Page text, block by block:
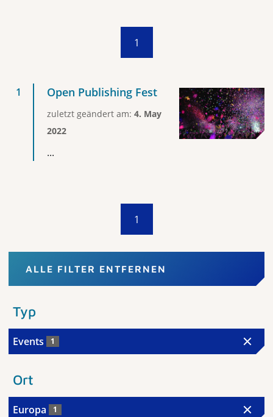
1
Open Publishing Fest
zuletzt geändert am: 4. May
2022
...
1
ALLE FILTER ENTFERNEN
Typ
Events 1
Ort
Europa 1